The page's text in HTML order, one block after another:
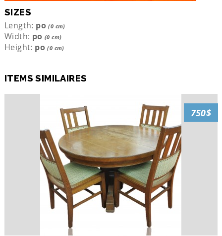
SIZES
Length: po(0 cm)
Width: po (0 cm)
Height: po(0 cm)
ITEMS SIMILAIRES
750$